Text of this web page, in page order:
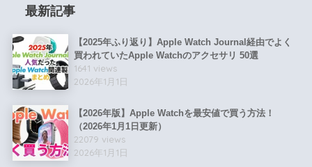
最新記事
【2025年ふり返り】Apple Watch Journal経由でよく
買われていたApple Watchのアクセサリ 50選
1641 views
2026年1月1日
【2026年版】Apple Watchを最安値で買う方法！
（2026年1月1日更新）
22079 views
2026年1月1日